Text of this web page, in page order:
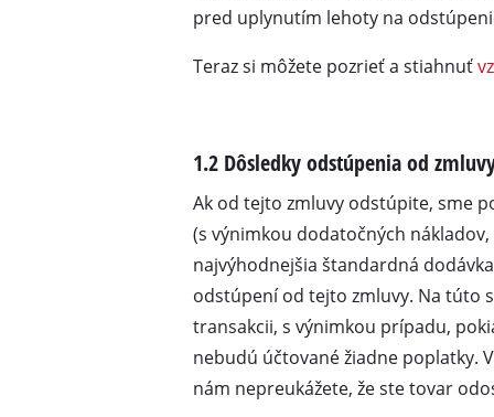
Vibračné brúsky
Pásové brúsky
Nástenné / podlahové
Brúsky Delta
Ďalšie brúsiace stroje
Prístroje na brúsenie
pred uplynutím lehoty na
Teraz si môžete pozrieť a stiahnuť
1.2 Dôsledky odstúpenia od
Ak od tejto zmluvy odstúpite, sme
(s výnimkou dodatočných
najvýhodnejšia štandardná
odstúpení od tejto zmluvy. Na túto
transakcii, s výnimkou prípadu,
nebudú účtované žiadne poplatky.
nám nepreukážete, že ste tovar